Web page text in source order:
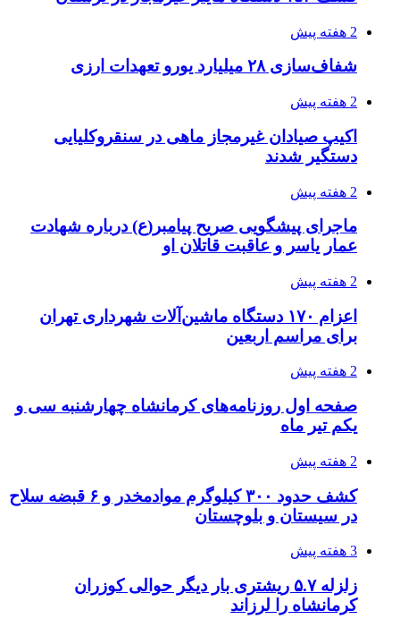
2 هفته پیش
شفاف‌سازی ۲۸ میلیارد یورو تعهدات ارزی
2 هفته پیش
اکیپ صیادان غیرمجاز ماهی در سنقروکلیایی
دستگیر شدند
2 هفته پیش
ماجرای پیشگویی صریح پیامبر(ع) درباره شهادت
عمار یاسر و عاقبت قاتلان او
2 هفته پیش
اعزام ۱۷۰ دستگاه ماشین‌آلات شهرداری تهران
برای مراسم اربعین
2 هفته پیش
صفحه اول روزنامه‌های کرمانشاه چهارشنبه سی و
یکم تیر ماه
2 هفته پیش
کشف حدود ۳۰۰ کیلوگرم موادمخدر و ۶ قبضه سلاح
در سیستان و بلوچستان
3 هفته پیش
زلزله ۵.۷ ریشتری بار دیگر حوالی کوزران
کرمانشاه را لرزاند